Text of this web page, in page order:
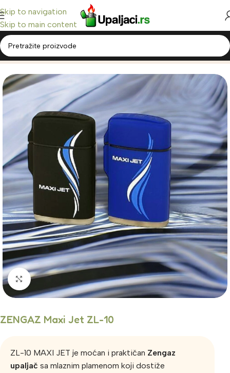
Skip to navigation
Skip to main content
Home/ Upaljači Breneri
Click to enlarge
ZENGAZ Maxi Jet ZL-10
ZL-10 MAXI JET je moćan i praktičan Zengaz
upaljač sa mlaznim plamenom koji dostiže